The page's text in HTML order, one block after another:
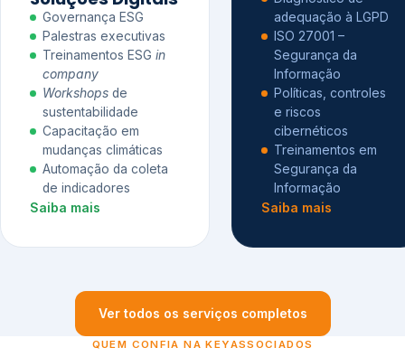
Governança ESG
Palestras executivas
Treinamentos ESG in
company
Workshops de
sustentabilidade
Capacitação em
mudanças climáticas
Automação da coleta
de indicadores
Saiba mais
adequação à LGPD
ISO 27001 –
Segurança da
Informação
Políticas, controles
e riscos
cibernéticos
Treinamentos em
Segurança da
Informação
Saiba mais
Ver todos os serviços completos
QUEM CONFIA NA KEYASSOCIADOS